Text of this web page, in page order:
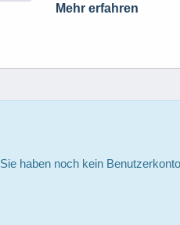
Mehr erfahren
Sie haben noch kein